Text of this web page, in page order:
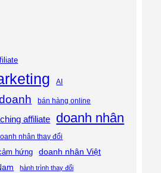
AI
bán hàng online
affiliate doanh nhân
nhân thay đổi
hứng
doanh nhân Việt
hành trình thay đổi